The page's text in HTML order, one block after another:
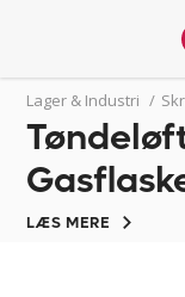
Lager & Industri /
LÆS MERE